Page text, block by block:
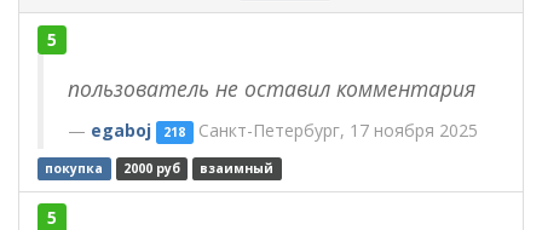
5
пользователь не оставил комментария
egaboj 218 Санкт-Петербург, 17 ноября 2025
покупка 2000 руб взаимный
5